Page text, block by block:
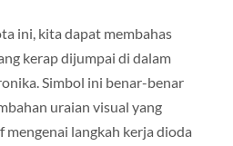
ini, kita dapat membahas
kerap dijumpai di dalam
Simbol ini benar-benar
uraian visual yang
langkah kerja dioda